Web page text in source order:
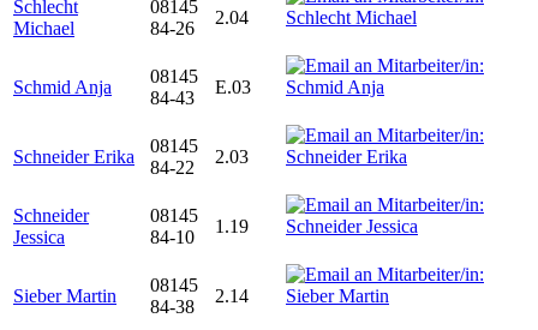
Schlecht
Michael
08145
84-26
2.04
Schmid Anja
08145
84-43
E.03
Schneider Erika
08145
84-22
2.03
Schneider
Jessica
08145
84-10
1.19
Sieber Martin
08145
84-38
2.14